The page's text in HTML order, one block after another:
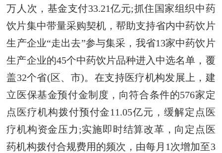
万人次，基金支付33.21亿元;抓住国家组织中药
饮片集中带量采购契机，帮助支持省内中药饮片
生产企业“走出去”参与集采，我省13家中药饮片
生产企业的45个中药饮片品种进入中选名单，覆
盖32个省(区、市)。在支持医疗机构发展上，建
立医保基金预付金制度，向符合条件的576家定
点医疗机构拨付预付金11.05亿元，缓解定点医
疗机构资金压力;实施即时结算改革，向定点医
药机构拨付合规费用的频次，由每月1次增加至3